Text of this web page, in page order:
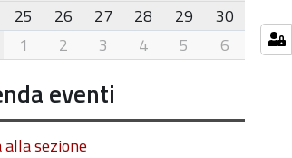
25 26 27 28 29
30
1 2 3 4 5 6
eventi
sezione